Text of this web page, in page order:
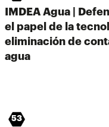
IMDEA Agua |
el papel de la
eliminación de
agua
53